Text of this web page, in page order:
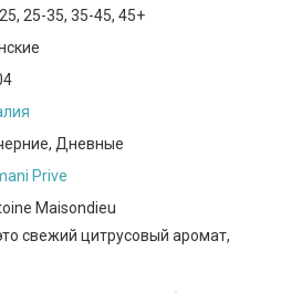
25-35, 35-45, 45+
Дневные
Prive
Maisondieu
свежий цитрусовый аромат,